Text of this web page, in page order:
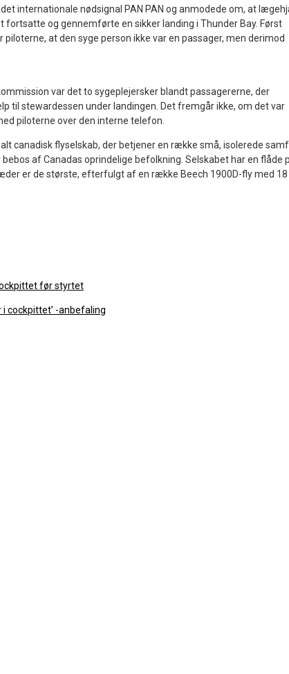
internationale nødsignal PAN PAN og anmodede om, at
fortsatte og gennemførte en sikker landing i Thunder Bay. Først
at den syge person ikke var en passager, men derimod
var det to sygeplejersker blandt passagererne, der
til stewardessen under landingen. Det fremgår ikke, om det var
piloterne over den interne telefon.
canadisk flyselskab, der betjener en række små, isolerede
af Canadas oprindelige befolkning. Selskabet har en flåde
er de største, efterfulgt af en række Beech 1900D-fly med 18
før styrtet
i cockpittet’ -anbefaling